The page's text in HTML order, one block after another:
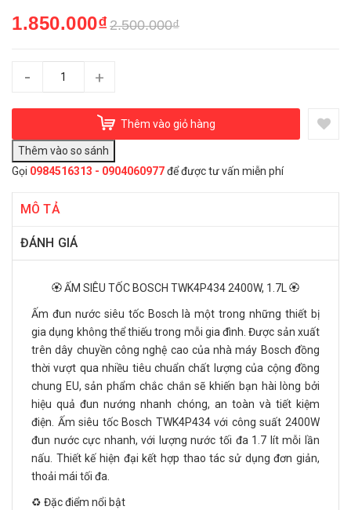
1.850.000₫2.500.000₫
- +
Thêm vào giỏ hàng
Gọi 0984516313 - 0904060977để được tư vấn miễn phí
MÔ TẢ
ĐÁNH GIÁ
🏵️ ẤM SIÊU TỐC BOSCH TWK4P434 2400W, 1.7L 🏵️
Ấm đun nước siêu tốc Bosch là một trong những thiết bị
gia dụng không thể thiếu trong mỗi gia đình. Được sản xuất
trên dây chuyền công nghệ cao của nhà máy Bosch đồng
thời vượt qua nhiều tiêu chuẩn chất lượng của cộng đồng
chung EU, sản phẩm chắc chắn sẽ khiến bạn hài lòng bởi
hiệu quả đun nướng nhanh chóng, an toàn và tiết kiệm
điện. Ấm siêu tốc Bosch TWK4P434 với công suất 2400W
đun nước cực nhanh, với lượng nước tối đa 1.7 lít mỗi lần
nấu. Thiết kế hiện đại kết hợp thao tác sử dụng đơn giản,
thoải mái tối đa.
♻️ Đặc điểm nổi bật